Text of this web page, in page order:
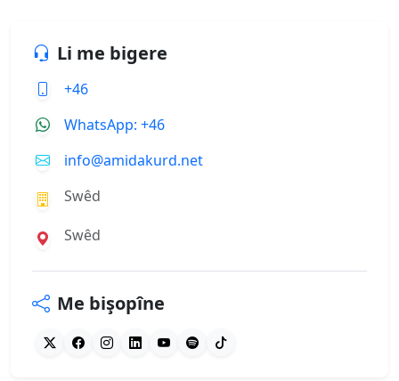
Li me bigere
+46
WhatsApp: +46
info@amidakurd.net
Swêd
Swêd
Me bişopîne